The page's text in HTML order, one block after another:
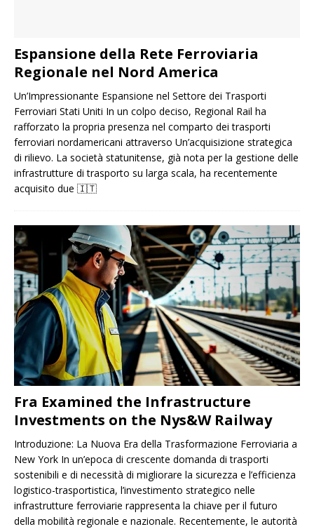
Espansione della Rete Ferroviaria
Regionale nel Nord America
Un’Impressionante Espansione nel Settore dei Trasporti
Ferroviari Stati Uniti In un colpo deciso, Regional Rail ha
rafforzato la propria presenza nel comparto dei trasporti
ferroviari nordamericani attraverso Un’acquisizione strategica
di rilievo. La società statunitense, già nota per la gestione delle
infrastrutture di trasporto su larga scala, ha recentemente
acquisito due 🇮🇹
Fra Examined the Infrastructure
Investments on the Nys&W Railway
Introduzione: La Nuova Era della Trasformazione Ferroviaria a
New York In un’epoca di crescente domanda di trasporti
sostenibili e di necessità di migliorare la sicurezza e l’efficienza
logistico-trasportistica, l’investimento strategico nelle
infrastrutture ferroviarie rappresenta la chiave per il futuro
della mobilità regionale e nazionale. Recentemente, le autorità